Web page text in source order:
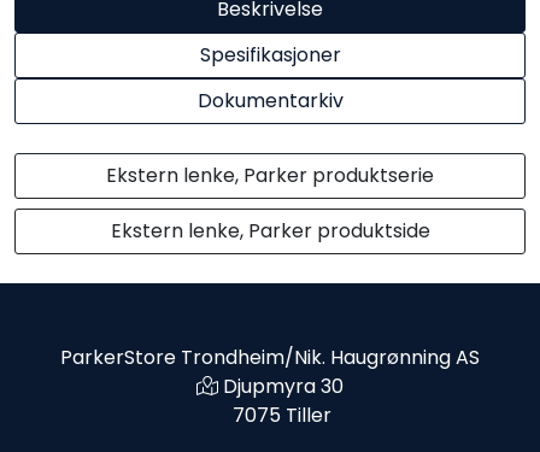
Beskrivelse
Spesifikasjoner
Dokumentarkiv
Ekstern lenke, Parker produktserie
Ekstern lenke, Parker produktside
ParkerStore Trondheim/Nik. Haugrønning AS
Djupmyra 30
7075 Tiller